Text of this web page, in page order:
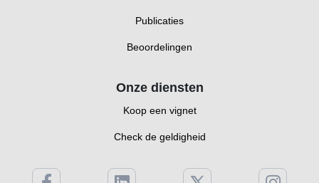
Publicaties
Beoordelingen
Onze diensten
Koop een vignet
Check de geldigheid